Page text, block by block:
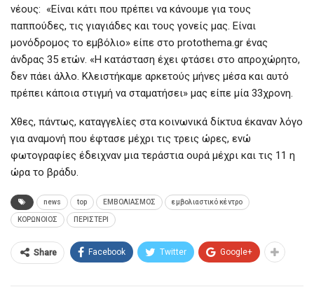
νέους: «Είναι κάτι που πρέπει να κάνουμε για τους
παππούδες, τις γιαγιάδες και τους γονείς μας. Είναι
μονόδρομος το εμβόλιο» είπε στο protothema.gr ένας
άνδρας 35 ετών. «Η κατάσταση έχει φτάσει στο απροχώρητο,
δεν πάει άλλο. Κλειστήκαμε αρκετούς μήνες μέσα και αυτό
πρέπει κάποια στιγμή να σταματήσει» μας είπε μία 33χρονη.
Χθες, πάντως, καταγγελίες στα κοινωνικά δίκτυα έκαναν λόγο
για αναμονή που έφτασε μέχρι τις τρεις ώρες, ενώ
φωτογραφίες έδειχναν μια τεράστια ουρά μέχρι και τις 11 η
ώρα το βράδυ.
news top ΕΜΒΟΛΙΑΣΜΟΣ εμβολιαστικό κέντρο
ΚΟΡΩΝΟΙΟΣ ΠΕΡΙΣΤΕΡΙ
Share Facebook Twitter Google+